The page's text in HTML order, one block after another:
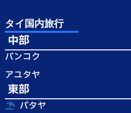
タイ国内旅行
中部
バンコク
アユタヤ
東部
パタヤ